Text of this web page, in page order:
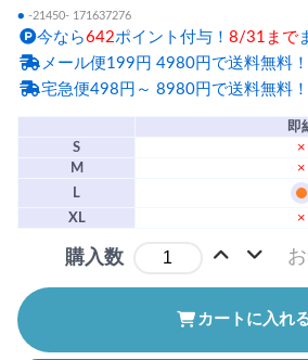
● -21450- 171637276
今なら642ポイント付与！ 8/31まで
メール便199円 4980円で送料無料！
宅急便498円～ 8980円で送料無料！
即
S
×
M
×
L
XL ×
購入数
カートに入れ